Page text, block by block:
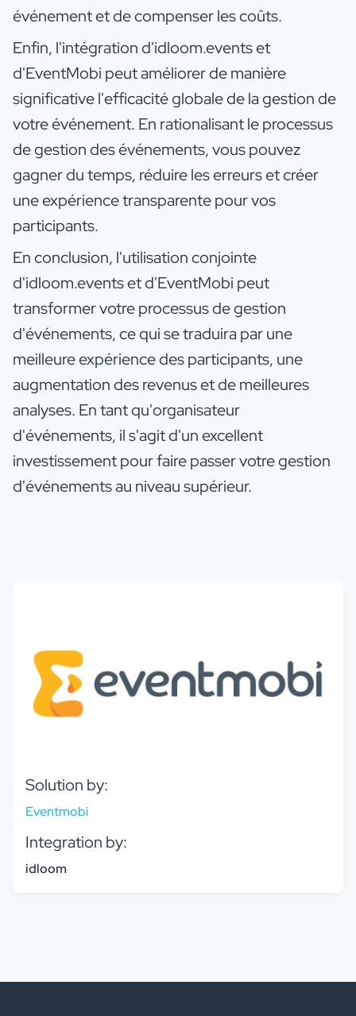
événement et de compenser les coûts.
Enfin, l'intégration d'idloom.events et
d'EventMobi peut améliorer de manière
significative l'efficacité globale de la gestion de
votre événement. En rationalisant le processus
de gestion des événements, vous pouvez
gagner du temps, réduire les erreurs et créer
une expérience transparente pour vos
participants.
En conclusion, l'utilisation conjointe
d'idloom.events et d'EventMobi peut
transformer votre processus de gestion
d'événements, ce qui se traduira par une
meilleure expérience des participants, une
augmentation des revenus et de meilleures
analyses. En tant qu'organisateur
d'événements, il s'agit d'un excellent
investissement pour faire passer votre gestion
d'événements au niveau supérieur.
Solution by:
Eventmobi
Integration by:
idloom